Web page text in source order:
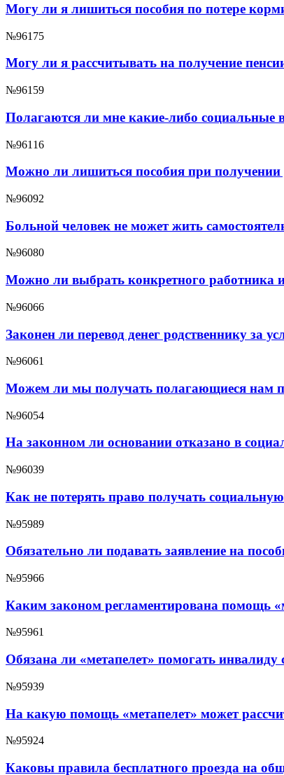
Могу ли я лишиться пособия по потере
№96175
Могу ли я рассчитывать на получение
№96159
Полагаются ли мне какие-либо социальные
№96116
Можно ли лишиться пособия при получении
№96092
Больной человек не может жить
№96080
Можно ли выбрать конкретного
№96066
Законен ли перевод денег родственнику за
№96061
Можем ли мы получать полагающиеся нам
№96054
На законном ли основании отказано в
№96039
Как не потерять право получать
№95989
Обязательно ли подавать заявление на
№95966
Каким законом регламентирована помощь
№95961
Обязана ли «метапелет» помогать
№95939
На какую помощь «метапелет» может
№95924
Каковы правила бесплатного проезда на